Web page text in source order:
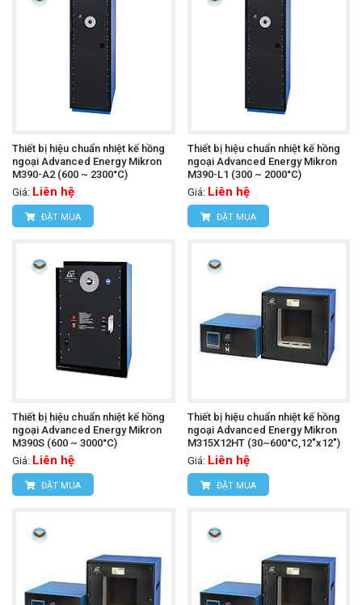
Thiết bị hiệu chuẩn nhiệt kế hồng
ngoại Advanced Energy Mikron
M390-A2 (600 ~ 2300°C)
Giá: Liên hệ
ĐẶT MUA
Thiết bị hiệu chuẩn nhiệt kế hồng
ngoại Advanced Energy Mikron
M390-L1 (300 ~ 2000°C)
Giá: Liên hệ
ĐẶT MUA
Thiết bị hiệu chuẩn nhiệt kế hồng
ngoại Advanced Energy Mikron
M390S (600 ~ 3000°C)
Giá: Liên hệ
ĐẶT MUA
Thiết bị hiệu chuẩn nhiệt kế hồng
ngoại Advanced Energy Mikron
M315X12HT (30~600°C,12"x12")
Giá: Liên hệ
ĐẶT MUA